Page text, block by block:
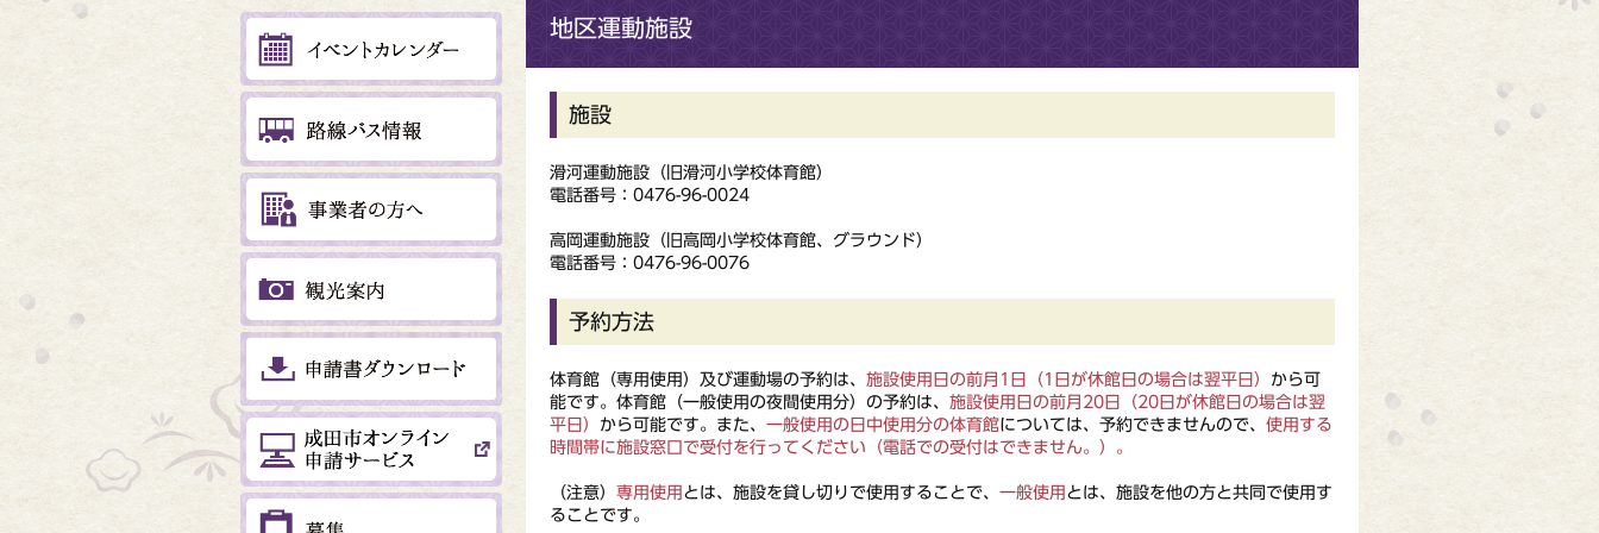
地区運動施設
施設
滑河運動施設（旧滑河小学校体育館）
電話番号：0476-96-0024
高岡運動施設（旧高岡小学校体育館、グラウンド）
電話番号：0476-96-0076
予約方法
体育館（専用使用）及び運動場の予約は、 施設使用日の前月1日（1日が休館日の場合は翌平日） から可
能です。体育館（一般使用の夜間使用分）の予約は、 施設使用日の前月20日（20日が休館日の場合は翌
平日） から可能です。また、 一般使用の日中使用分の体育館については、予約できませんので、 使用する
時間帯に施設窓口で受付を行ってください（電話での受付はできません。）。
（注意） 専用使用 とは、施設を貸し切りで使用することで、 一般使用 とは、施設を他の方と共同で使用す
ることです。